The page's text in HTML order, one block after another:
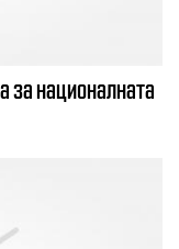
за националната